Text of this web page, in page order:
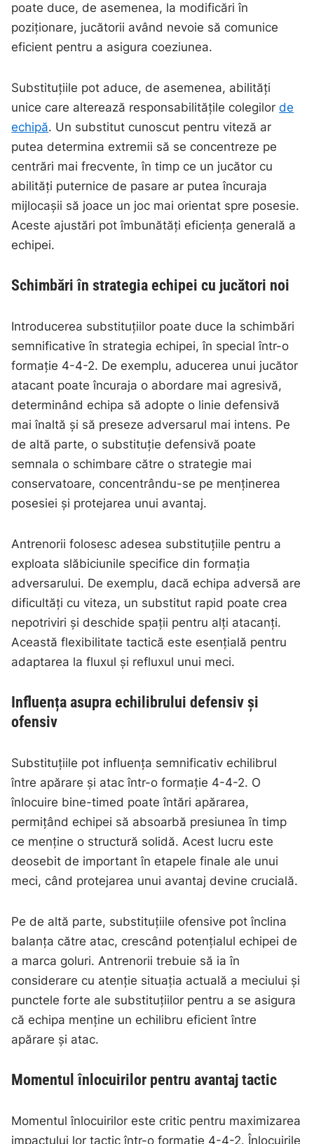
poate duce, de asemenea, la modificări în
poziționare, jucătorii având nevoie să comunice
eficient pentru a asigura coeziunea.
Substituțiile pot aduce, de asemenea, abilități
unice care alterează responsabilitățile colegilorde
echipă. Un substitut cunoscut pentru viteză ar
putea determina extremii să se concentreze pe
centrări mai frecvente, în timp ce un jucător cu
abilități puternice de pasare ar putea încuraja
mijlocașii să joace un joc mai orientat spre posesie.
Aceste ajustări pot îmbunătăți eficiența generală a
echipei.
Schimbări în strategia echipei cu jucători noi
Introducerea substituțiilor poate duce la schimbări
semnificative în strategia echipei, în special într-o
formație 4-4-2. De exemplu, aducerea unui jucător
atacant poate încuraja o abordare mai agresivă,
determinând echipa să adopte o linie defensivă
mai înaltă și să preseze adversarul mai intens. Pe
de altă parte, o substituție defensivă poate
semnala o schimbare către o strategie mai
conservatoare, concentrându-se pe menținerea
posesiei și protejarea unui avantaj.
Antrenorii folosesc adesea substituțiile pentru a
exploata slăbiciunile specifice din formația
adversarului. De exemplu, dacă echipa adversă are
dificultăți cu viteza, un substitut rapid poate crea
nepotriviri și deschide spații pentru alți atacanți.
Această flexibilitate tactică este esențială pentru
adaptarea la fluxul și refluxul unui meci.
Influența asupra echilibrului defensiv și
ofensiv
Substituțiile pot influența semnificativ echilibrul
între apărare și atac într-o formație 4-4-2. O
înlocuire bine-timed poate întări apărarea,
permițând echipei să absoarbă presiunea în timp
ce menține o structură solidă. Acest lucru este
deosebit de important în etapele finale ale unui
meci, când protejarea unui avantaj devine crucială.
Pe de altă parte, substituțiile ofensive pot înclina
balanța către atac, crescând potențialul echipei de
a marca goluri. Antrenorii trebuie să ia în
considerare cu atenție situația actuală a meciului și
punctele forte ale substituțiilor pentru a se asigura
că echipa menține un echilibru eficient între
apărare și atac.
Momentul înlocuirilor pentru avantaj tactic
Momentul înlocuirilor este critic pentru maximizarea
impactului lor tactic într-o formație 4-4-2. Înlocuirile